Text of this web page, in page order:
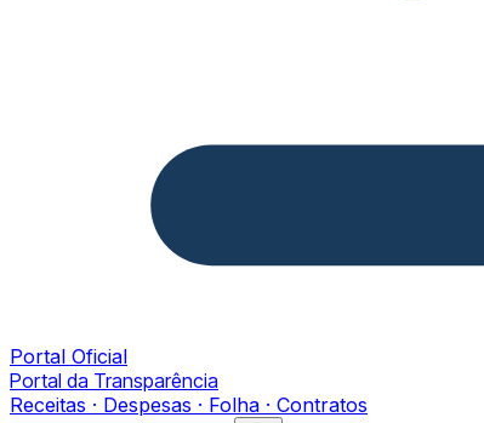
Portal Oficial
Portal da Transparência
Receitas · Despesas · Folha · Contratos